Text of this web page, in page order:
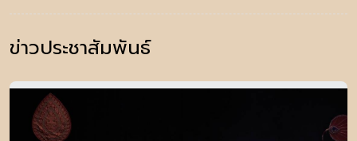
ข่าวประชาสัมพันธ์